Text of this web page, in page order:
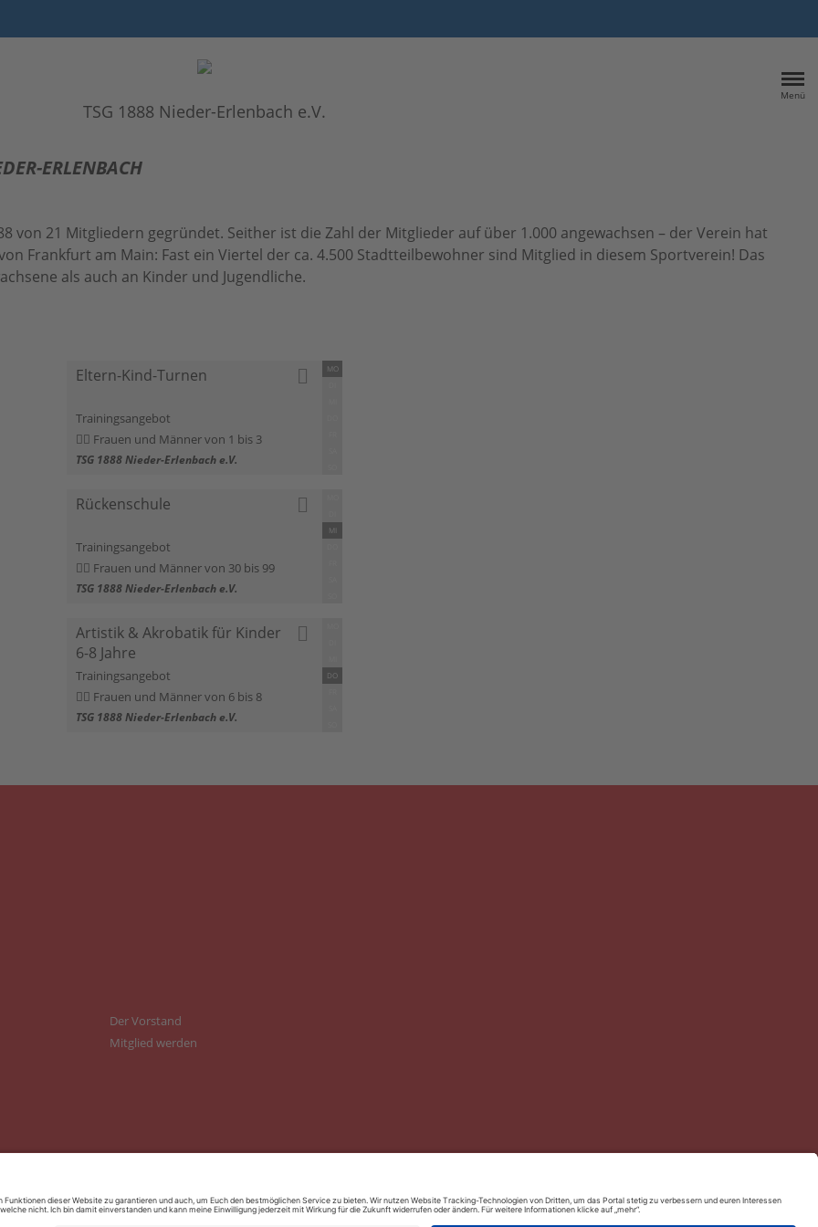
Menü
TSG 1888 Nieder-Erlenbach e.V.
ERLENBACH
von 21 Mitgliedern gegründet. Seither ist die Zahl der Mitglieder auf über 1.000 angewachsen – der Verein hat
Frankfurt am Main: Fast ein Viertel der ca. 4.500 Stadtteilbewohner sind Mitglied in diesem Sportverein! Das
als auch an Kinder und Jugendliche.
Eltern-Kind-Turnen
Trainingsangebot
Frauen und Männer von 1 bis 3
TSG 1888 Nieder-Erlenbach e.V.
MO
Rückenschule
Trainingsangebot
Frauen und Männer von 30 bis 99
TSG 1888 Nieder-Erlenbach e.V.
MI
Artistik & Akrobatik für Kinder
6-8 Jahre
Trainingsangebot
Frauen und Männer von 6 bis 8
TSG 1888 Nieder-Erlenbach e.V.
DO
Der Vorstand
Mitglied werden